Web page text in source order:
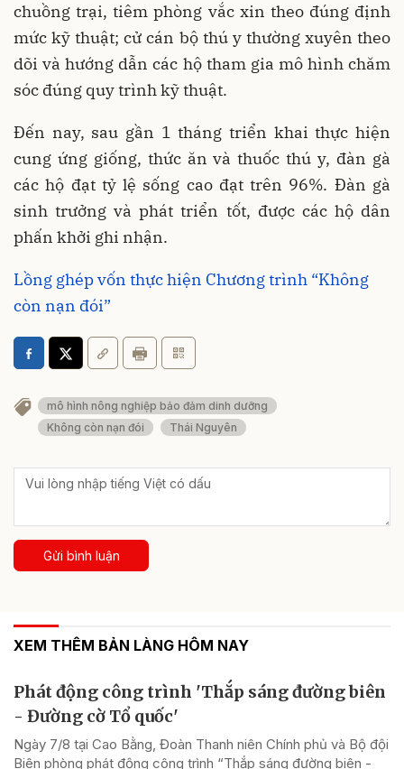
chuồng trại, tiêm phòng vắc xin theo đúng định
mức kỹ thuật; cử cán bộ thú y thường xuyên theo
dõi và hướng dẫn các hộ tham gia mô hình chăm
sóc đúng quy trình kỹ thuật.
Đến nay, sau gần 1 tháng triển khai thực hiện
cung ứng giống, thức ăn và thuốc thú y, đàn gà
các hộ đạt tỷ lệ sống cao đạt trên 96%. Đàn gà
sinh trưởng và phát triển tốt, được các hộ dân
phấn khởi ghi nhận.
Lồng ghép vốn thực hiện Chương trình “Không
còn nạn đói”
mô hình nông nghiệp bảo đảm dinh dưỡng
Không còn nạn đói
Thái Nguyên
Gửi bình luận
XEM THÊM BẢN LÀNG HÔM NAY
Phát động công trình 'Thắp sáng đường biên
- Đường cờ Tổ quốc'
Ngày 7/8 tại Cao Bằng, Đoàn Thanh niên Chính phủ và Bộ đội
Biên phòng phát động công trình “Thắp sáng đường biên -